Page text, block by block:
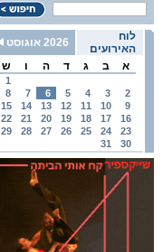
לוח
האירועים
2026 אוגוסט
א
ב ג ד ה ו ש
1
2
3
4
5
6
7
8
9
10
11
12
13
14
15
16
17
18
19
20
21
22
23
24
25
26
27
28
29
30
31